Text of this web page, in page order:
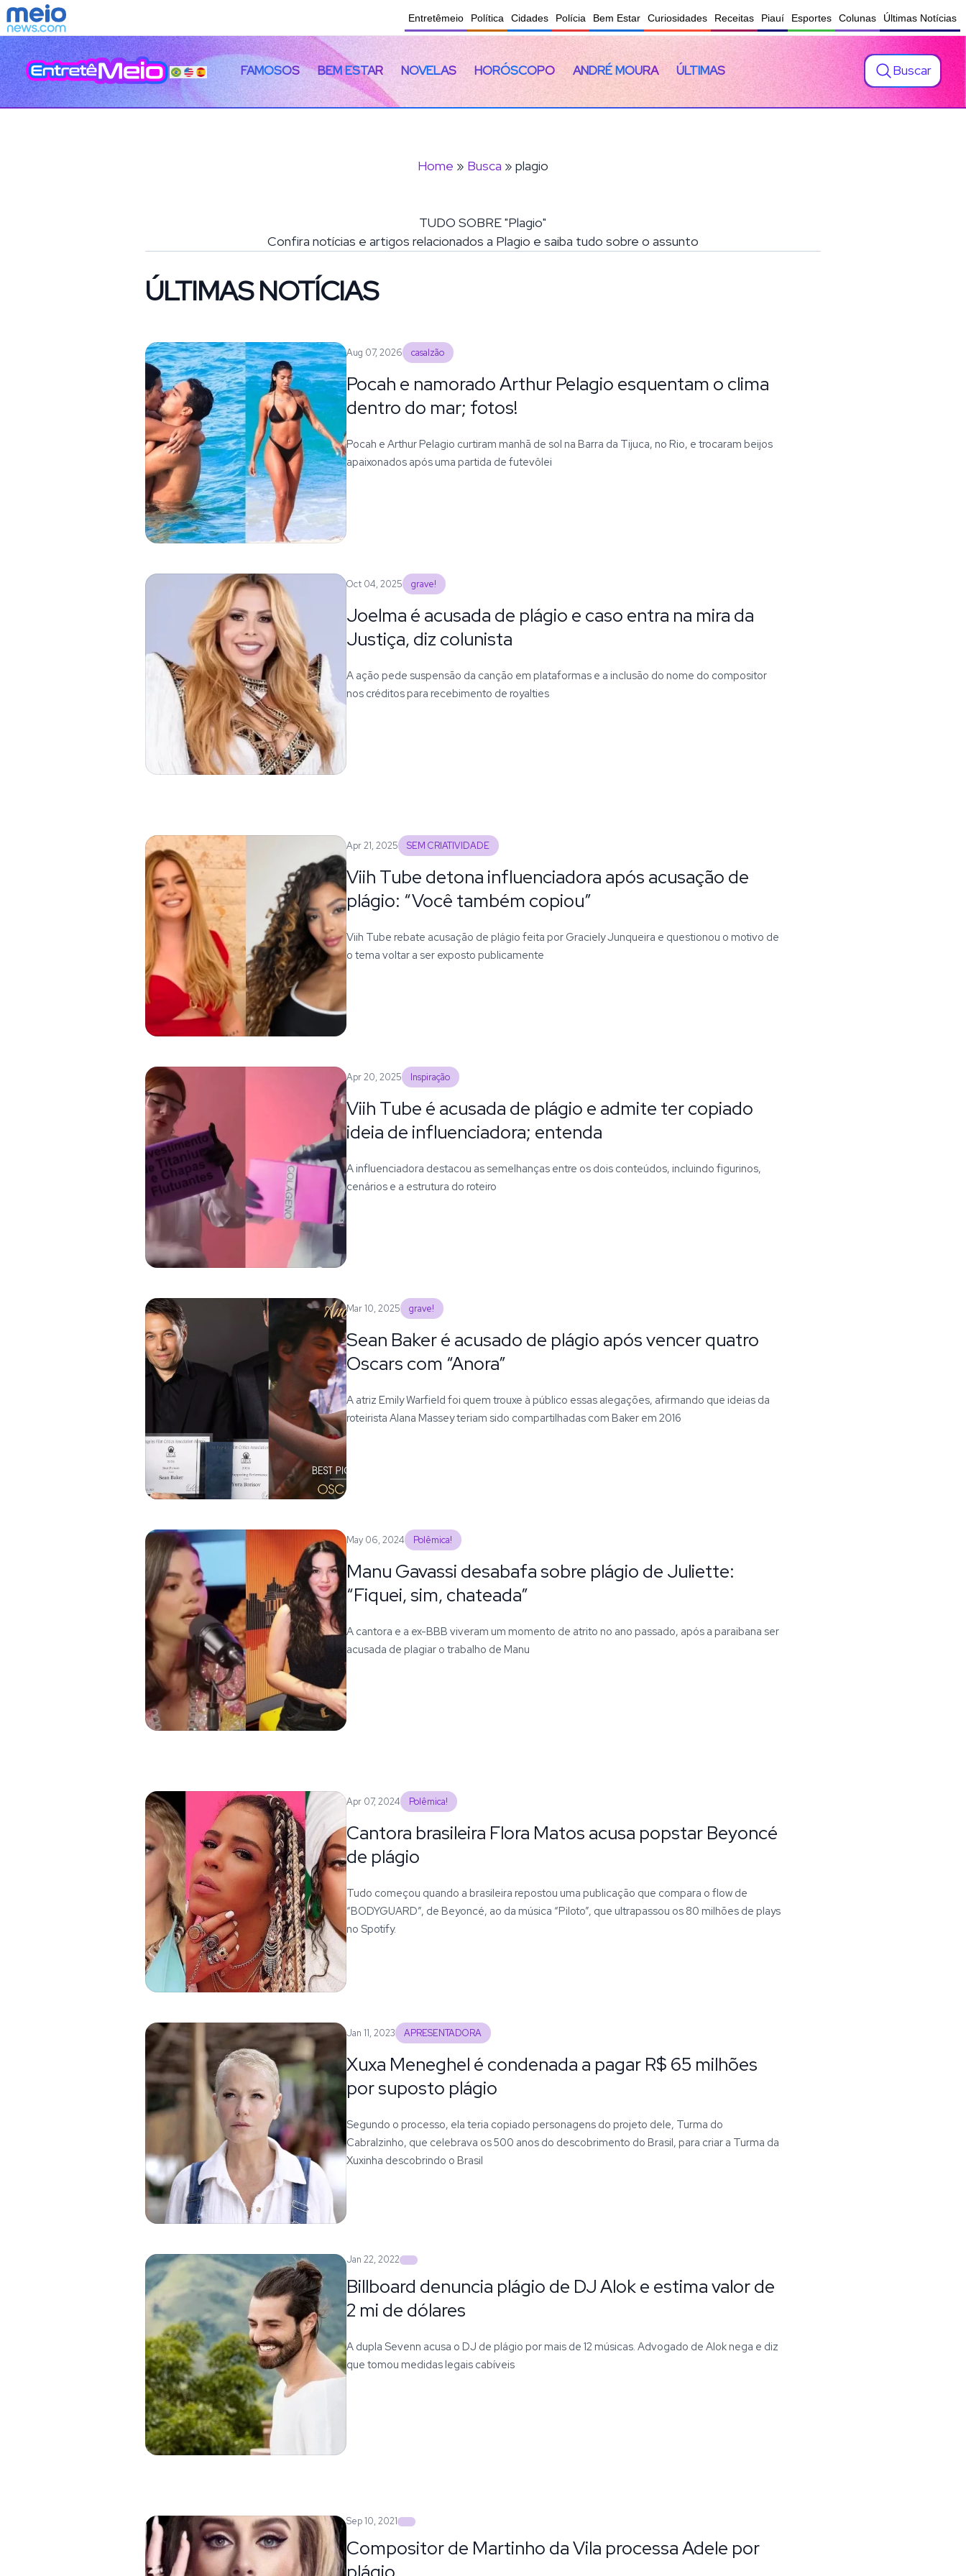
Entretêmeio Política Cidades Polícia Bem Estar Curiosidades Receitas Piauí Esportes Colunas Últimas Notícias
FAMOSOS BEM ESTAR NOVELAS HORÓSCOPO ANDRÉ MOURA ÚLTIMAS Buscar
Home » Busca » plagio
TUDO SOBRE "Plagio"
Confira notícias e artigos relacionados a Plagio e saiba tudo sobre o assunto
ÚLTIMAS NOTÍCIAS
Aug 07, 2026 casalzão
Pocah e namorado Arthur Pelagio esquentam o clima
dentro do mar; fotos!
Pocah e Arthur Pelagio curtiram manhã de sol na Barra da Tijuca, no Rio, e trocaram beijos
apaixonados após uma partida de futevôlei
Oct 04, 2025 grave!
Joelma é acusada de plágio e caso entra na mira da
Justiça, diz colunista
A ação pede suspensão da canção em plataformas e a inclusão do nome do compositor
nos créditos para recebimento de royalties
Apr 21, 2025 SEM CRIATIVIDADE
Viih Tube detona influenciadora após acusação de
plágio: “Você também copiou”
Viih Tube rebate acusação de plágio feita por Graciely Junqueira e questionou o motivo de
o tema voltar a ser exposto publicamente
Apr 20, 2025 Inspiração
Viih Tube é acusada de plágio e admite ter copiado
ideia de influenciadora; entenda
A influenciadora destacou as semelhanças entre os dois conteúdos, incluindo figurinos,
cenários e a estrutura do roteiro
Mar 10, 2025 grave!
Sean Baker é acusado de plágio após vencer quatro
Oscars com “Anora”
A atriz Emily Warfield foi quem trouxe à público essas alegações, afirmando que ideias da
roteirista Alana Massey teriam sido compartilhadas com Baker em 2016
May 06, 2024 Polêmica!
Manu Gavassi desabafa sobre plágio de Juliette:
“Fiquei, sim, chateada”
A cantora e a ex-BBB viveram um momento de atrito no ano passado, após a paraibana ser
acusada de plagiar o trabalho de Manu
Apr 07, 2024 Polêmica!
Cantora brasileira Flora Matos acusa popstar Beyoncé
de plágio
Tudo começou quando a brasileira repostou uma publicação que compara o flow de
“BODYGUARD”, de Beyoncé, ao da música “Piloto”, que ultrapassou os 80 milhões de plays
no Spotify.
Jan 11, 2023 APRESENTADORA
Xuxa Meneghel é condenada a pagar R$ 65 milhões
por suposto plágio
Segundo o processo, ela teria copiado personagens do projeto dele, Turma do
Cabralzinho, que celebrava os 500 anos do descobrimento do Brasil, para criar a Turma da
Xuxinha descobrindo o Brasil
Jan 22, 2022
Billboard denuncia plágio de DJ Alok e estima valor de
2 mi de dólares
A dupla Sevenn acusa o DJ de plágio por mais de 12 músicas. Advogado de Alok nega e diz
que tomou medidas legais cabíveis
Sep 10, 2021
Compositor de Martinho da Vila processa Adele por